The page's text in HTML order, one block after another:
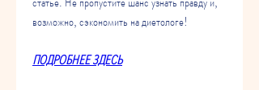
возможно, сэкономить на диетологе!
ПОДРОБНЕЕ ЗДЕСЬ